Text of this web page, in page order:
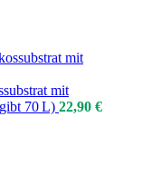
mit
70 L) 22,90 €